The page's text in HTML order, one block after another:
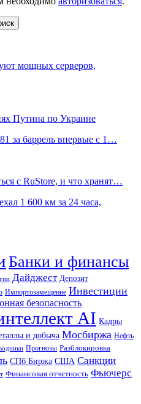
мощных серверов,
Путина по Украине
за баррель впервые с 1…
с RuStore, и что хранят…
1 600 км за 24 часа,
Банки и финансы
Дайджест Депозит
Импортозамещение Инвестиции
безопасность
AI Кадры
и добыча Мосбиржа Нефть
Прогнозы Разблокировка
СПб Биржа США Санкции
Финансовая отчетность Фьючерс